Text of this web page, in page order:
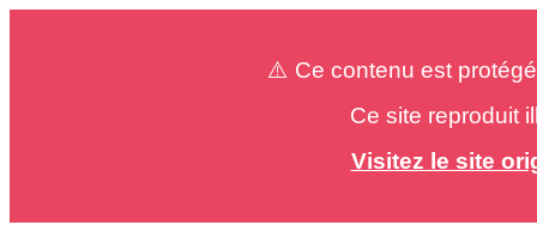
⚠️ Ce contenu est
Ce site reproduit
Visitez le site